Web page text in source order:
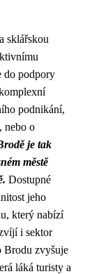
sklářskou
do podpory
podnikání,
nebo o
je tak
městě
Dostupné
jeho
který nabízí
i sektor
Brodu zvyšuje
láká turisty a